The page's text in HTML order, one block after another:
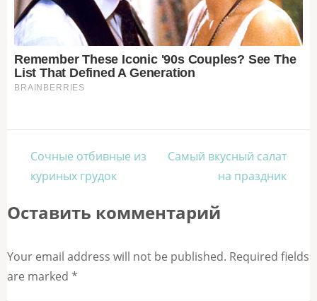
Навигация
по
Сочные отбивные из
куриных грудок
Самый вкусный салат
на праздник
Оставить комментарий
Your email address will not be published. Required fields
are marked *